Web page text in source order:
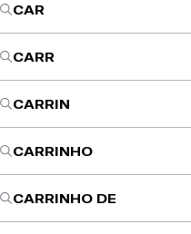
CAR
CARR
CARRIN
CARRINHO
CARRINHO DE